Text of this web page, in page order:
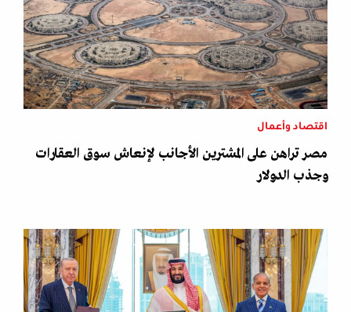
اقتصاد وأعمال
مصر تراهن على المشترين الأجانب لإنعاش سوق العقارات
وجذب الدولار